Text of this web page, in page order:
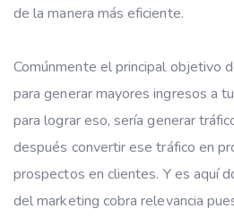
de la manera más eficiente.
Comúnmente el principal objetivo
para generar mayores ingresos a
para lograr eso, sería generar
después convertir ese tráfico en
prospectos en clientes. Y es aquí
del marketing cobra relevancia